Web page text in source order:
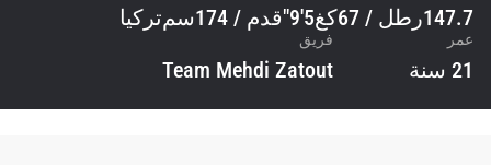
147.7رطل / 67كغ 5'9"قدم / 174سم تركيا
عمر
21 سنة
فريق
Team Mehdi Zatout